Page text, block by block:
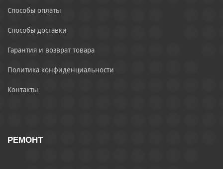
Способы оплаты
Способы доставки
Гарантия и возврат товара
Политика конфиденциальности
Контакты
РЕМОНТ